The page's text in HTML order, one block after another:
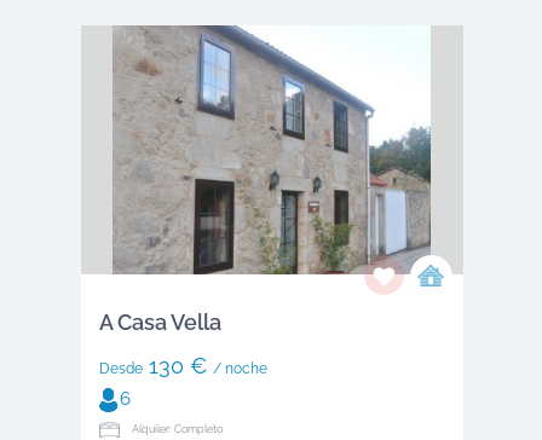
A Casa Vella
Desde130 € / noche
6
Alquiler: Completo